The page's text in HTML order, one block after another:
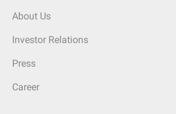
About Us
Investor Relations
Press
Career